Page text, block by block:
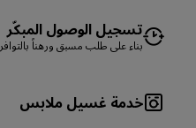
تسجيل الوصول المبكّر
بناء على طلب مسبق ورهناً بالتوافر
خدمة غسيل ملابس